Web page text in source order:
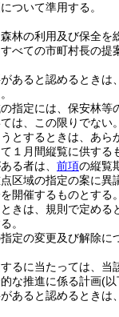
ついて準用する。
林の利用及び保全
べての市町村長の
あると認めるとき
指定には、保安林等
は、この限りでない。
とするときは、あ
１月間縦覧に供する
る者は、 前項の縦覧
区域の指定の案に
開催するものとする。
きは、規則で定め
。
定の変更及び解除に
るに当たっては、
な推進に係る計画(以
あると認めるとき